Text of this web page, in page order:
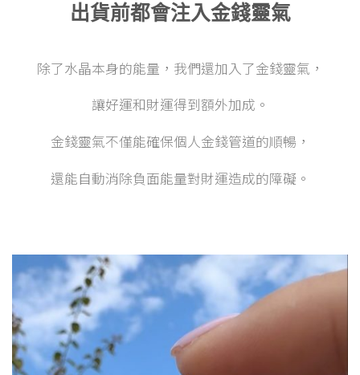
出貨前都會注入金錢靈氣
除了水晶本身的能量，我們還加入了金錢靈氣，
讓好運和財運得到額外加成。
金錢靈氣不僅能確保個人金錢管道的順暢，
還能自動消除負面能量對財運造成的障礙。